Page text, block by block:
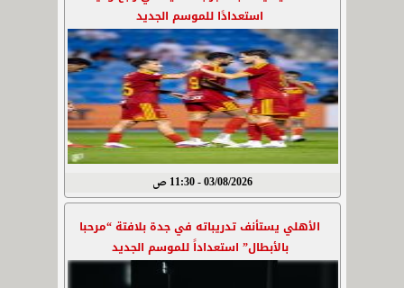
استعدادًا للموسم الجديد
03/08/2026 - 11:30 ص
الأهلي يستأنف تدريباته في جدة بلافتة “مرحبا
بالأبطال” استعداداً للموسم الجديد